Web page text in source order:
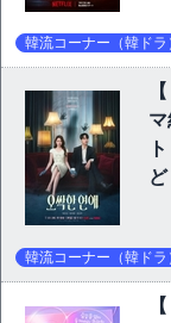
韓流コーナー（韓ドラ
ど
韓流コーナー（韓ドラ